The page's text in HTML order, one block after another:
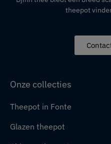
theepot
Onze collecties
Theepot in Fonte
Glazen theepot